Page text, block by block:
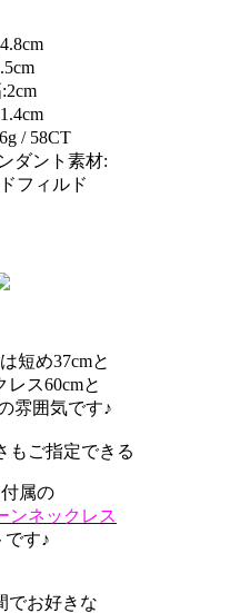
/ 58CT
ダント素材:
フィルド
短め37cmと
レス60cmと
雰囲気です♪
もご指定できる
属の
ンネックレス
です♪
でお好きな